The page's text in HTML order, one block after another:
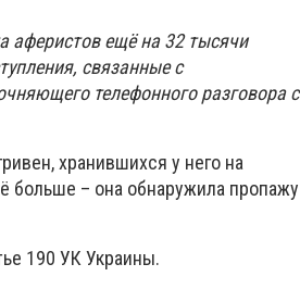
аферистов ещё на 32 тысячи
связанные с
телефонного разговора с
хранившихся у него на
больше – она обнаружила пропажу
190 УК Украины.